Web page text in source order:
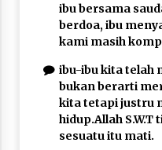
ibu bersama
berdoa, ibu
kami masih
ibu-ibu kita telah
bukan berarti
kita tetapi justru
hidup.Allah
sesuatu itu mati.